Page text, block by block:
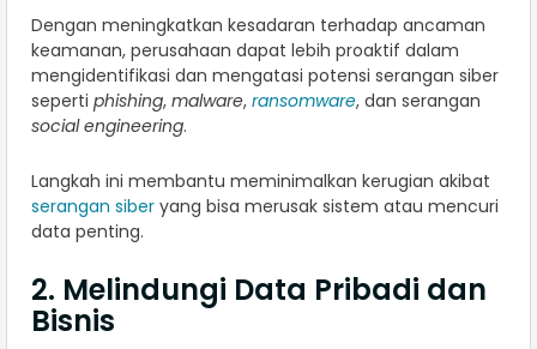
Dengan meningkatkan kesadaran terhadap ancaman
keamanan, perusahaan dapat lebih proaktif dalam
mengidentifikasi dan mengatasi potensi serangan siber
seperti phishing, malware, ransomware, dan serangan
social engineering.
Langkah ini membantu meminimalkan kerugian akibat
serangan siber yang bisa merusak sistem atau mencuri
data penting.
2. Melindungi Data Pribadi dan
Bisnis